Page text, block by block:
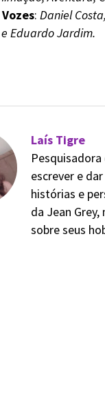
: Daniel
Eduardo Jardim.
Laís Tigre
escrever e
histórias e
da Jean
sobre seus